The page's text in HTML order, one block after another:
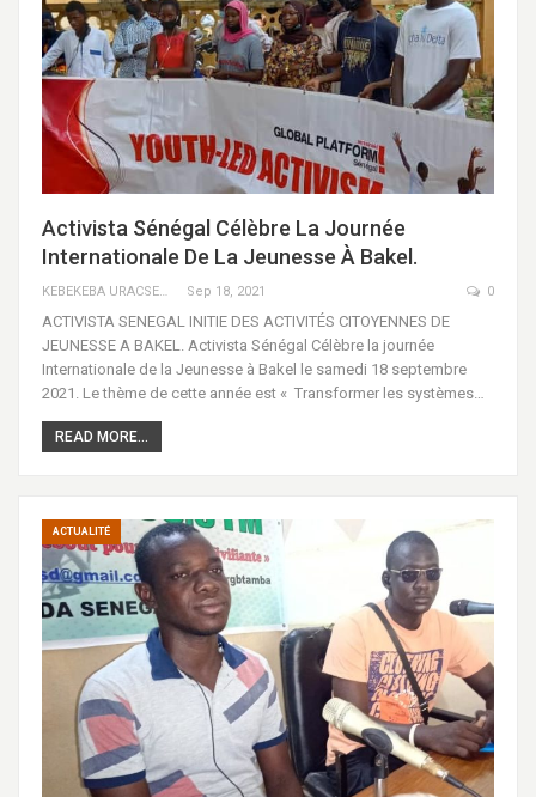
Activista Sénégal Célèbre La Journée
Internationale De La Jeunesse À Bakel.
KEBEKEBA URACSENEGAL / RADIO GADECBEETAWE FM Sep 18, 2021 0
ACTIVISTA SENEGAL INITIE DES ACTIVITÉS CITOYENNES DE
JEUNESSE A BAKEL. Activista Sénégal Célèbre la journée
Internationale de la Jeunesse à Bakel le samedi 18 septembre
2021. Le thème de cette année est « Transformer les systèmes…
READ MORE...
ACTUALITÉ